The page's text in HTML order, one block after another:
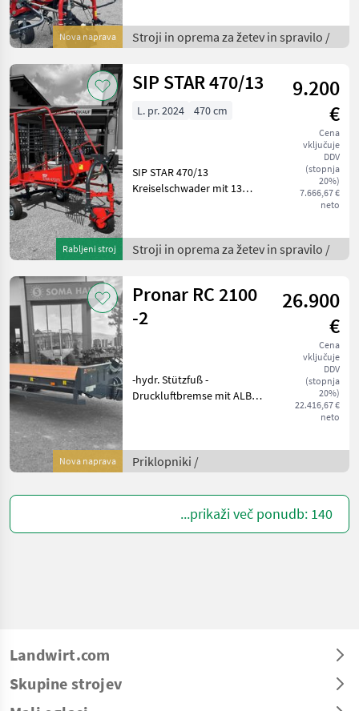
Nova naprava
Zinkenverlustsicherung -
Grenzstreueinrichtung
Stroji in oprema za žetev in spravilo /
Rabljeni stroj
SIP STAR 470/13
9.200
€
Cena
vključuje
DDV
(stopnja
20%)
7.666,67 €
neto
L. pr. 2024 470 cm
SIP STAR 470/13
Kreiselschwader mit 13
Zinkenarm,
Kreiseldurchmesser 3, 56m,
Stroji in oprema za žetev in spravilo /
Nova naprava
Pronar RC 2100
-2
26.900
€
Cena
vključuje
DDV
(stopnja
20%)
22.416,67 €
neto
-hydr. Stützfuß -
Druckluftbremse mit ALB
mechanische Rampen -
Trommelbremse
300x135mm -gefederte De
Priklopniki /
...prikaži več ponudb: 140
Landwirt.com
Skupine strojev